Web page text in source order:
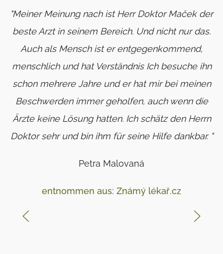
"Meiner Meinung nach ist Herr Doktor Maček der
beste Arzt in seinem Bereich. Und nicht nur das.
Auch als Mensch ist er entgegenkommend,
menschlich und hat Verständnis Ich besuche ihn
schon mehrere Jahre und er hat mir bei meinen
Beschwerden immer geholfen, auch wenn die
Ärzte keine Lösung hatten. Ich schätz den Herrn
Doktor sehr und bin ihm für seine Hilfe dankbar. "
Petra Malovaná
entnommen aus: Známý lékař.cz